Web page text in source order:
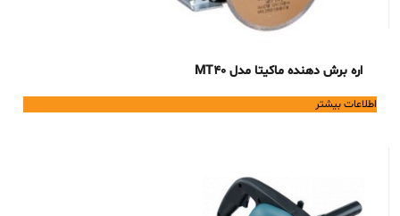
اره برش دهنده ماکیتا مدل MT40
اطلاعات بیشتر